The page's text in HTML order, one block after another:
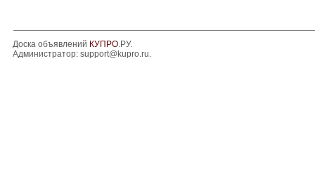
Доска объявлений КУПРО.РУ.
Администратор: support@kupro.ru.